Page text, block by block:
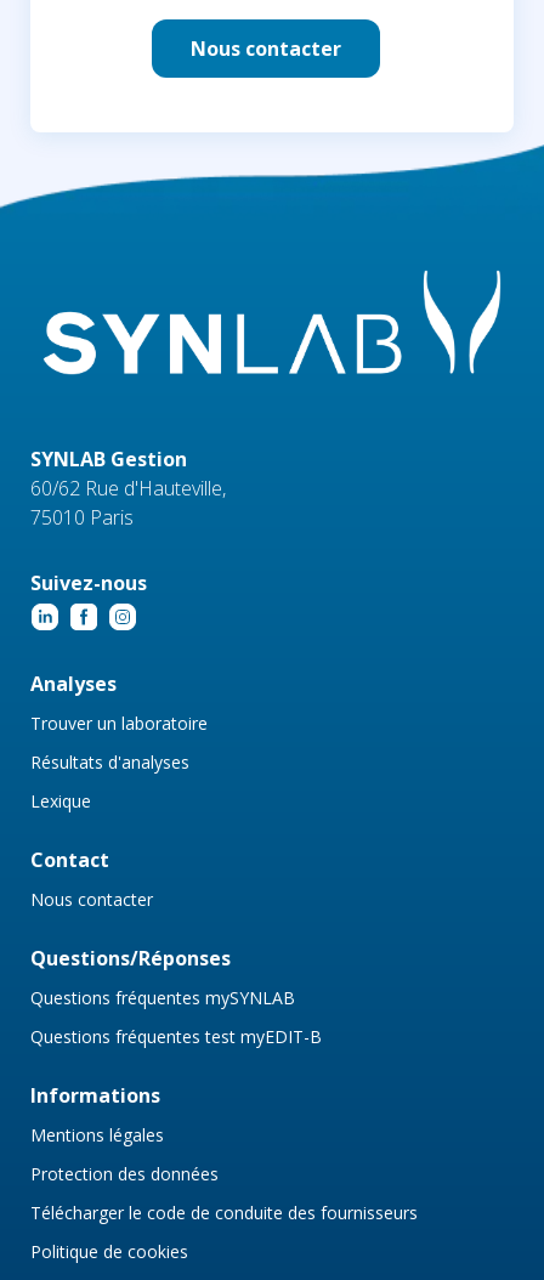
Nous contacter
SYNLAB Gestion
60/62 Rue d'Hauteville,
75010 Paris
Suivez-nous
Analyses
Trouver un laboratoire
Résultats d'analyses
Lexique
Contact
Nous contacter
Questions/Réponses
Questions fréquentes mySYNLAB
Questions fréquentes test myEDIT-B
Informations
Mentions légales
Protection des données
Télécharger le code de conduite des fournisseurs
Politique de cookies